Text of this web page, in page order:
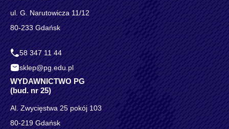
ul. G. Narutowicza 11/12
80-233 Gdańsk
58 347 11 44
sklep@pg.edu.pl
WYDAWNICTWO PG
(bud. nr 25)
Al. Zwycięstwa 25 pokój 103
80-219 Gdańsk